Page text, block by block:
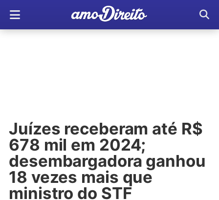
Juízes receberam até R$
678 mil em 2024;
desembargadora ganhou
18 vezes mais que
ministro do STF